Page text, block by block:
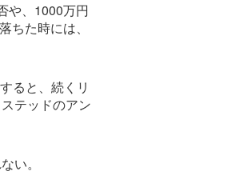
や、1000万円
た時には、
ると、続くリ
テッドのアン
い。